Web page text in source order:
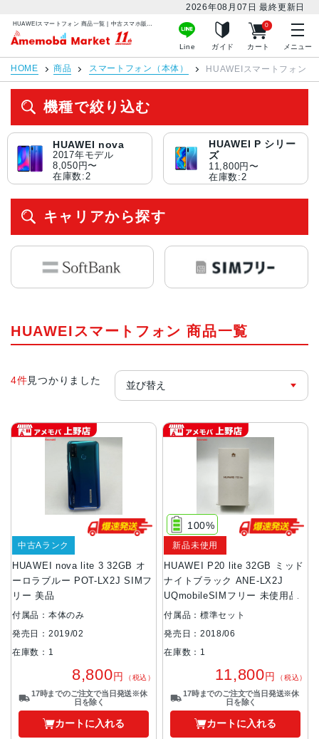
2026年08月07日 最終更新日
アメモバマーケット
Line ガイド カート
0
メニュー
HOME 商品 スマートフォン（本体） HUAWEIスマートフォン
機種で絞り込む
HUAWEI nova
2017年モデル
8,050円〜
在庫数:2
HUAWEI P シリー
ズ
11,800円〜
在庫数:2
キャリアから探す
HUAWEIスマートフォン 商品一覧
4件見つかりました
HUAWEI nova lite 3 32GB オ
ーロラブルー POT-LX2J SIMフ
リー 美品
中古Aランク
付属品：本体のみ
発売日：2019/02
在庫数：1
8,800円 （税込）
17時までのご注文で当日発送※休
日を除く
カートに入れる
HUAWEI P20 lite 32GB ミッド
ナイトブラック ANE-LX2J
UQmobileSIMフリー 未使用品
100%
新品未使用
付属品：標準セット
発売日：2018/06
在庫数：1
11,800円 （税込）
17時までのご注文で当日発送※休
日を除く
カートに入れる